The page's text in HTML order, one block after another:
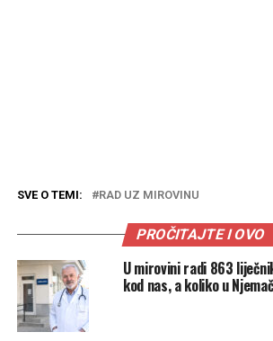
SVE O TEMI: RAD UZ MIROVINU
PROČITAJTE I OVO
U mirovini radi 863
kod nas, a koliko u